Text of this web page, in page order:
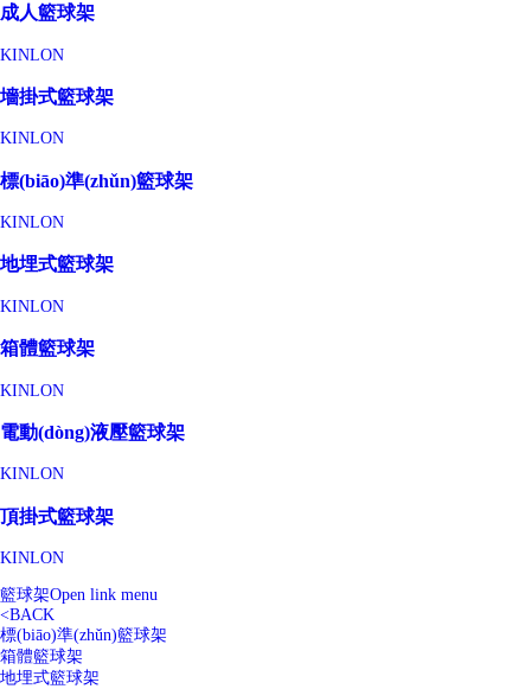
成人籃球架
KINLON
墻掛式籃球架
KINLON
標(biāo)準(zhǔn)籃球架
KINLON
地埋式籃球架
KINLON
箱體籃球架
KINLON
電動(dòng)液壓籃球架
KINLON
頂掛式籃球架
KINLON
籃球架Open link menu
<BACK
標(biāo)準(zhǔn)籃球架
箱體籃球架
地埋式籃球架